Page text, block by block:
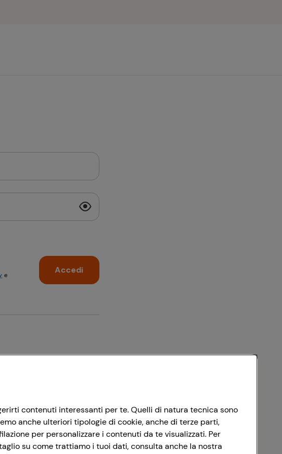
e Accedi
contenuti interessanti per te. Quelli di natura tecnica sono
anche ulteriori tipologie di cookie, anche di terze parti,
per personalizzare i contenuti da te visualizzati. Per
su come trattiamo i tuoi dati, consulta anche la nostra